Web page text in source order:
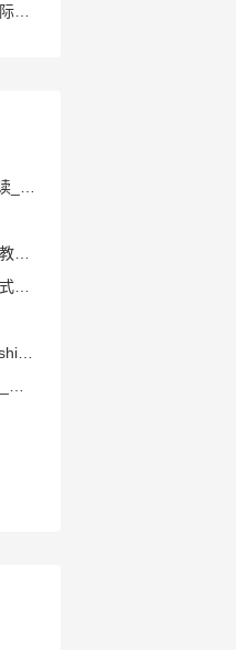
VIPKID 如何用英语日记培养国际化人才？
VIPKID 纪录片课如何革新英语教育？
VIPKID 英语社团如何实现沉浸式互动学习？
readership是什么意思_readership怎么读_音标ˈri-dəʃɪp